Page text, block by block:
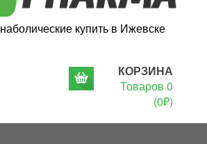
купить в Ижевске
КОРЗИНА
Товаров 0
(0₽)